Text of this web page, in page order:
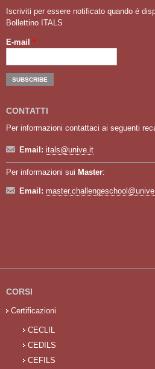
Iscriviti per essere notificato quando é
Bollettino ITALS
E-mail *
CONTATTI
Per informazioni contattaci ai seguenti
Email: itals@unive.it
Per informazioni sui Master:
Email:
CORSI
Certificazioni
CECLIL
CEDILS
CEFILS